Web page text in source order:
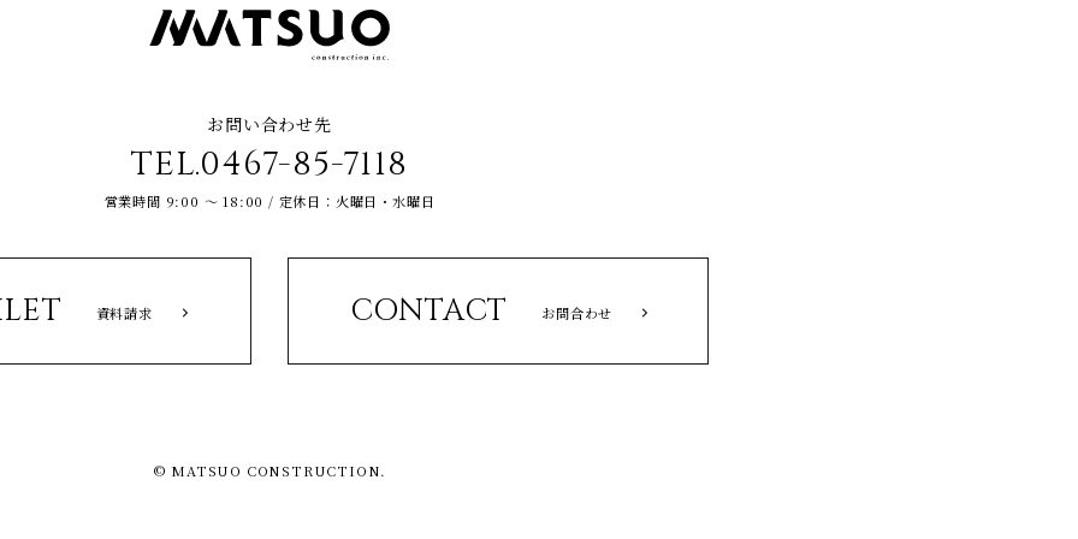
お問い合わせ先
TEL.0467-85-7118
営業時間 9:00 ～ 18:00 / 定休日：火曜日・水曜日
資料請求 CONTACT お問合わせ
© MATSUO CONSTRUCTION.